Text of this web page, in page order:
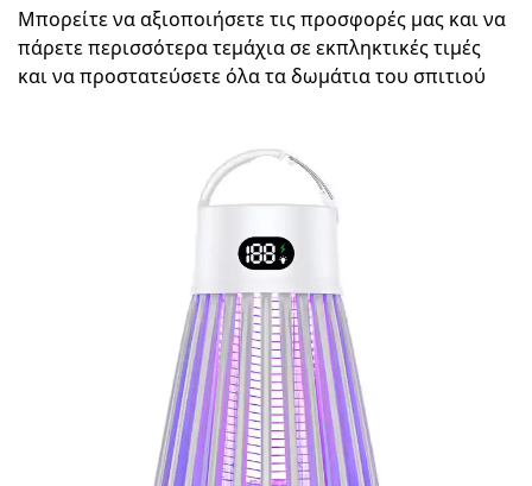
Μπορείτε να αξιοποιήσετε τις προσφορές μας και να
πάρετε περισσότερα τεμάχια σε εκπληκτικές τιμές
και να προστατεύσετε όλα τα δωμάτια του σπιτιού